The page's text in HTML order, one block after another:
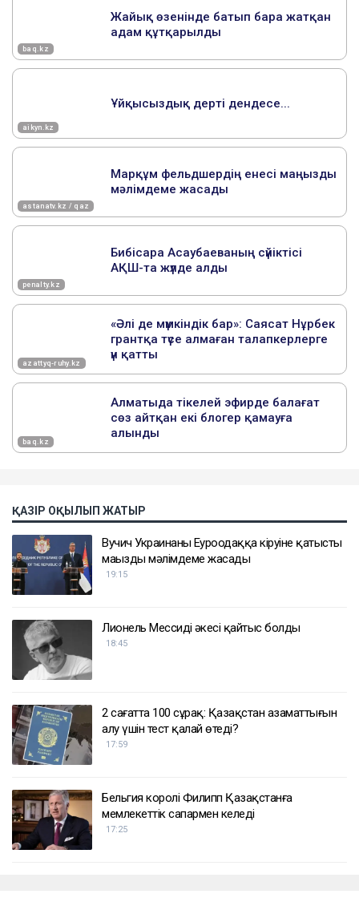
ҚАЗІР ОҚЫЛЫП ЖАТЫР
Вучич Украинаның Еуроодаққа кіруіне қатысты
маңызды мәлімдеме жасады
19:15
Лионель Мессидің әкесі қайтыс болды
18:45
2 сағатта 100 сұрақ: Қазақстан азаматтығын
алу үшін тест қалай өтеді?
17:59
Бельгия королі Филипп Қазақстанға
мемлекеттік сапармен келеді
17:25